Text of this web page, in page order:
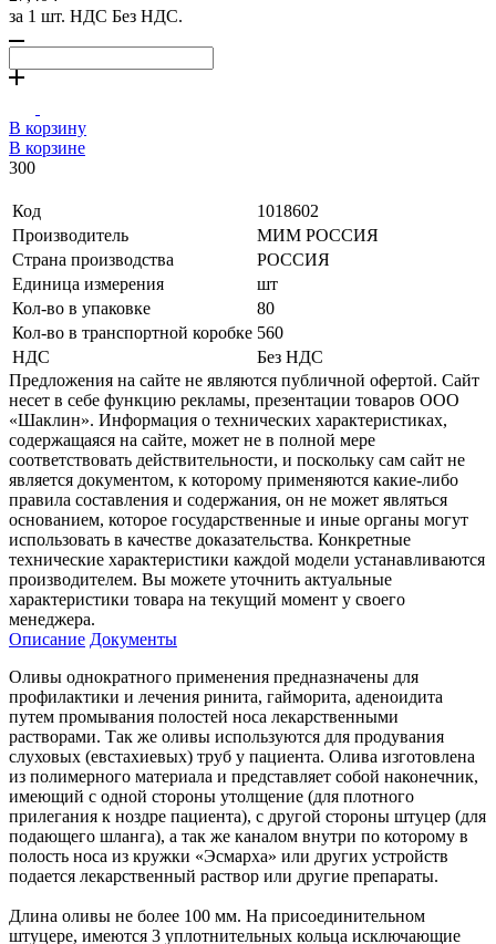
за 1 шт. НДС Без НДС.
В корзину
В корзине
300
Код
1018602
Производитель
МИМ РОССИЯ
Страна производства
РОССИЯ
Единица измерения
шт
Кол-во в упаковке
80
Кол-во в транспортной коробке 560
НДС
Без НДС
Предложения на сайте не являются публичной офертой. Сайт
несет в себе функцию рекламы, презентации товаров ООО
«Шаклин». Информация о технических характеристиках,
содержащаяся на сайте, может не в полной мере
соответствовать действительности, и поскольку сам сайт не
является документом, к которому применяются какие-либо
правила составления и содержания, он не может являться
основанием, которое государственные и иные органы могут
использовать в качестве доказательства. Конкретные
технические характеристики каждой модели устанавливаются
производителем. Вы можете уточнить актуальные
характеристики товара на текущий момент у своего
менеджера.
Описание Документы
Оливы однократного применения предназначены для
профилактики и лечения ринита, гайморита, аденоидита
путем промывания полостей носа лекарственными
растворами. Так же оливы используются для продувания
слуховых (евстахиевых) труб у пациента. Олива изготовлена
из полимерного материала и представляет собой наконечник,
имеющий с одной стороны утолщение (для плотного
прилегания к ноздре пациента), с другой стороны штуцер (для
подающего шланга), а так же каналом внутри по которому в
полость носа из кружки «Эсмарха» или других устройств
подается лекарственный раствор или другие препараты.
Длина оливы не более 100 мм. На присоединительном
штуцере, имеются 3 уплотнительных кольца исключающие